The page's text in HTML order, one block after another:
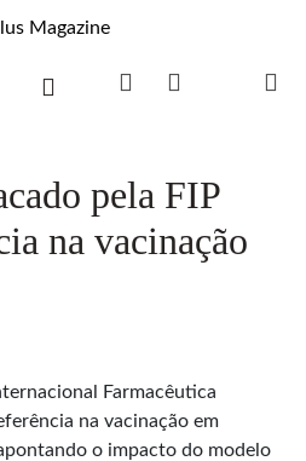
pela FIP
na vacinação
Farmacêutica
na vacinação em
o impacto do modelo